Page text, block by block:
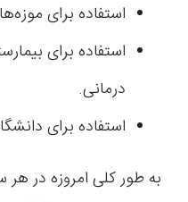
استفاده برای
استفاده برای
درمانی.
استفاده برای
به طور کلی امروزه در هر